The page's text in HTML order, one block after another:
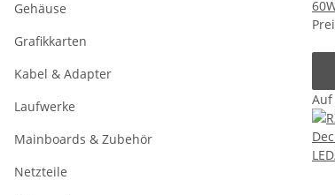
Auf
Gehäuse
Grafikkarten
Kabel & Adapter
Laufwerke
Mainboards & Zubehör
Netzteile